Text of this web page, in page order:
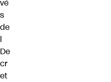
vé
s
de
l
De
cr
et